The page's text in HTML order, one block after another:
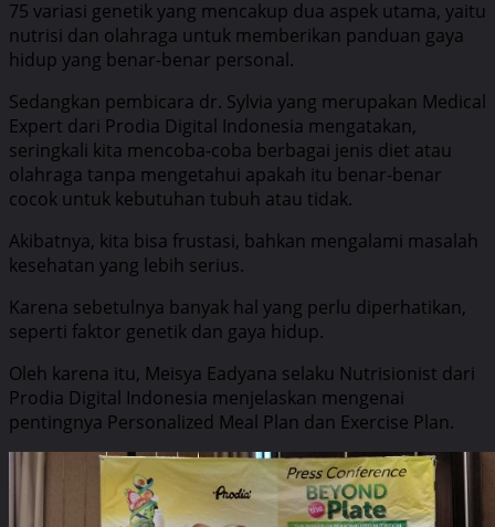
75 variasi genetik yang mencakup dua aspek utama, yaitu
nutrisi dan olahraga untuk memberikan panduan gaya
hidup yang benar-benar personal.
Sedangkan pembicara dr. Sylvia yang merupakan Medical
Expert dari Prodia Digital Indonesia mengatakan,
seringkali kita mencoba-coba berbagai jenis diet atau
olahraga tanpa mengetahui apakah itu benar-benar
cocok untuk kebutuhan tubuh atau tidak.
Akibatnya, kita bisa frustasi, bahkan mengalami masalah
kesehatan yang lebih serius.
Karena sebetulnya banyak hal yang perlu diperhatikan,
seperti faktor genetik dan gaya hidup.
Oleh karena itu, Meisya Eadyana selaku Nutrisionist dari
Prodia Digital Indonesia menjelaskan mengenai
pentingnya Personalized Meal Plan dan Exercise Plan.